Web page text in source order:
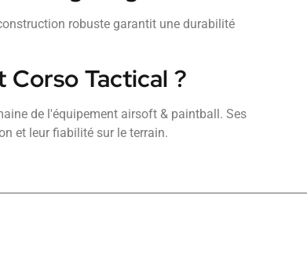
robuste garantit une durabilité
Tactical ?
de l'équipement airsoft & paintball. Ses
et leur fiabilité sur le terrain.